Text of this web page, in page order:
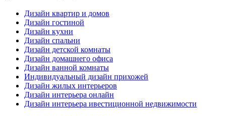
Дизайн квартир и домов
Дизайн гостиной
Дизайн кухни
Дизайн спальни
Дизайн детской комнаты
Дизайн домашнего офиса
Дизайн ванной комнаты
Индивидуальный дизайн прихожей
Дизайн жилых интерьеров
Дизайн интерьера онлайн
Дизайн интерьера ивестиционной недвижимости